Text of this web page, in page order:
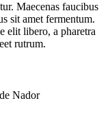
Maecenas faucibus
sit amet fermentum.
elit libero, a pharetra
rutrum.
Nador